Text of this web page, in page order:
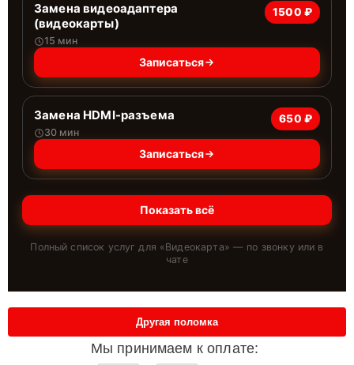
Замена видеоадаптера
(видеокарты)
15 мин
1500 ₽
Записаться
Замена HDMI-разъема
30 мин
650 ₽
Записаться
Показать всё
Полный список услуг для «Видеокарта» — по звонку или в
чате
Мы принимаем к оплате:
Другая поломка